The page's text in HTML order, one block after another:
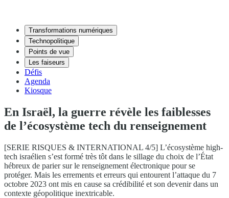
Transformations numériques
Technopolitique
Points de vue
Les faiseurs
Défis
Agenda
Kiosque
En Israël, la guerre révèle les faiblesses
de l’écosystème tech du renseignement
[SERIE RISQUES & INTERNATIONAL 4/5] L’écosystème high-
tech israélien s’est formé très tôt dans le sillage du choix de l’État
hébreux de parier sur le renseignement électronique pour se
protéger. Mais les errements et erreurs qui entourent l’attaque du 7
octobre 2023 ont mis en cause sa crédibilité et son devenir dans un
contexte géopolitique inextricable.